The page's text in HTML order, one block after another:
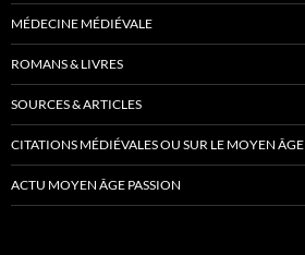
MÉDECINE MÉDIÉVALE
ROMANS & LIVRES
SOURCES & ARTICLES
CITATIONS MÉDIÉVALES OU SUR LE MOYEN ÂGE
ACTU MOYEN ÂGE PASSION